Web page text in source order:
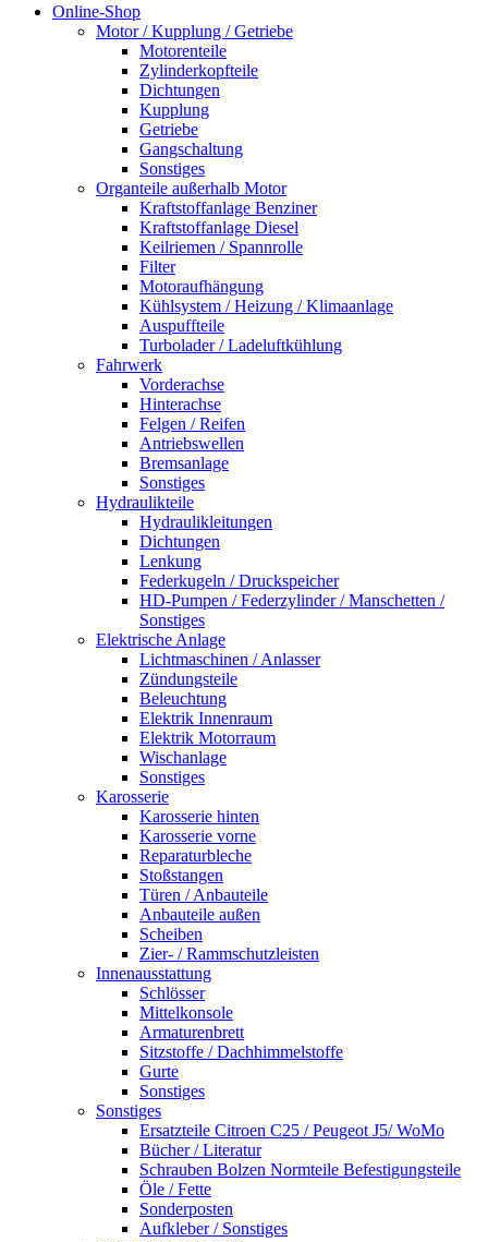
Online-Shop
Motor / Kupplung / Getriebe
Motorenteile
Zylinderkopfteile
Dichtungen
Kupplung
Getriebe
Gangschaltung
Sonstiges
Organteile außerhalb Motor
Kraftstoffanlage Benziner
Kraftstoffanlage Diesel
Keilriemen / Spannrolle
Filter
Motoraufhängung
Kühlsystem / Heizung / Klimaanlage
Auspuffteile
Turbolader / Ladeluftkühlung
Fahrwerk
Vorderachse
Hinterachse
Felgen / Reifen
Antriebswellen
Bremsanlage
Sonstiges
Hydraulikteile
Hydraulikleitungen
Dichtungen
Lenkung
Federkugeln / Druckspeicher
HD-Pumpen / Federzylinder / Manschetten /
Sonstiges
Elektrische Anlage
Lichtmaschinen / Anlasser
Zündungsteile
Beleuchtung
Elektrik Innenraum
Elektrik Motorraum
Wischanlage
Sonstiges
Karosserie
Karosserie hinten
Karosserie vorne
Reparaturbleche
Stoßstangen
Türen / Anbauteile
Anbauteile außen
Scheiben
Zier- / Rammschutzleisten
Innenausstattung
Schlösser
Mittelkonsole
Armaturenbrett
Sitzstoffe / Dachhimmelstoffe
Gurte
Sonstiges
Sonstiges
Ersatzteile Citroen C25 / Peugeot J5/ WoMo
Bücher / Literatur
Schrauben Bolzen Normteile Befestigungsteile
Öle / Fette
Sonderposten
Aufkleber / Sonstiges